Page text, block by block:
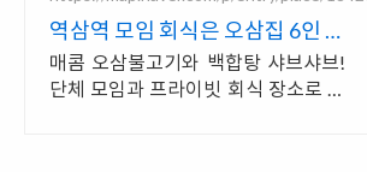
역삼역 모임 회식은 오삼집 6인 이
상 프라이빗 룸 완비
매콤 오삼불고기와 백합탕 샤브샤브!
단체 모임과 프라이빗 회식 장소로 제